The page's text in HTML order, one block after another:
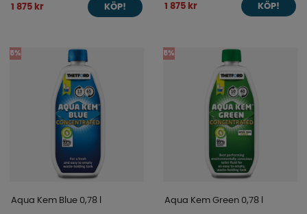
1 875 kr KÖP! 1 875 kr KÖP!
5%
Aqua Kem Blue 0,78 l
5%
Aqua Kem Green 0,78 l